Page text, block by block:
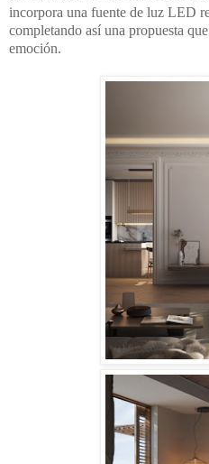
incorpora una fuente de luz LED
completando así una propuesta
emoción.